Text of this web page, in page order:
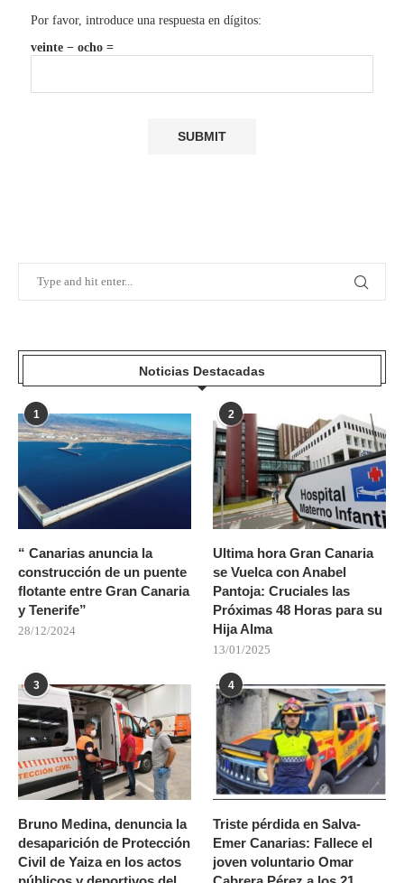
Por favor, introduce una respuesta en dígitos:
veinte − ocho =
Noticias Destacadas
1
“ Canarias anuncia la
construcción de un puente
flotante entre Gran Canaria
y Tenerife”
28/12/2024
2
Ultima hora Gran Canaria
se Vuelca con Anabel
Pantoja: Cruciales las
Próximas 48 Horas para su
Hija Alma
13/01/2025
3
Bruno Medina, denuncia la
desaparición de Protección
Civil de Yaiza en los actos
4
Triste pérdida en Salva-
Emer Canarias: Fallece el
joven voluntario Omar